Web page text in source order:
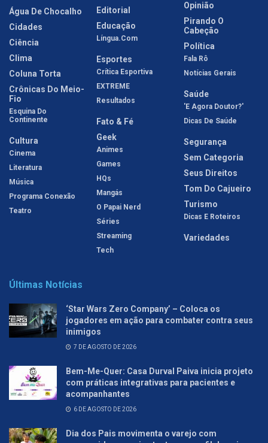
Água De Chocalho
Cidades
Ciência
Clima
Coluna Torta
Crônicas Do Meio-
Fio
Esquina Do
Continente
Cultura
Cinema
Literatura
Música
Programa Conexão
Teatro
Editorial
Educação
Língua.com
Esportes
Crítica Esportiva
EXTREME
Resultados
Fato & Fé
Geek
Animes
Games
HQs
Mangás
O Papai Nerd
Séries
Streaming
Tech
Opinião
Pirando O
Cabeção
Política
Fala Rô
Notícias Gerais
Saúde
'E Agora Doutor?'
Dicas De Saúde
Segurança
Sem Categoria
Seus Direitos
Tom Do Cajueiro
Turismo
Dicas E Roteiros
Variedades
Últimas Notícias
‘Star Wars Zero Company’ – Coloca os
jogadores em ação para combater contra seus
inimigos
7 DE AGOSTO DE 2026
Bem-Me-Quer: Casa Durval Paiva inicia projeto
com práticas integrativas para pacientes e
acompanhantes
6 DE AGOSTO DE 2026
Dia dos Pais movimenta o varejo com